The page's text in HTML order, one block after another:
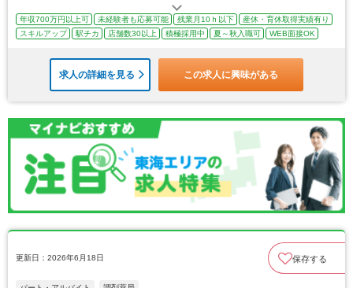
年収700万円以上可 未経験者も応募可能 残業月10ｈ以下
産休・育休取得実績有り
スキルアップ
駅チカ 店舗数30以上 積極採用中 夏～秋入職可 WEB面接OK
求人の詳細を見る この求人に興味がある
更新日：2026年6月18日 保存する